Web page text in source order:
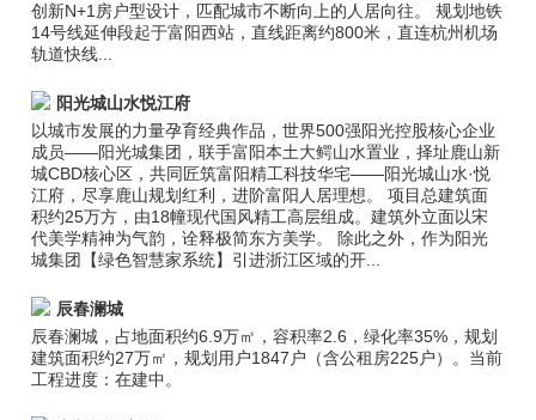
创新N+1房户型设计，匹配城市不断向上的人居向往。 规划地铁
14号线延伸段起于富阳西站，直线距离约800米，直连杭州机场
轨道快线...
阳光城山水悦江府
以城市发展的力量孕育经典作品，世界500强阳光控股核心企业
成员——阳光城集团，联手富阳本土大鳄山水置业，择址鹿山新
城CBD核心区，共同匠筑富阳精工科技华宅——阳光城山水·悦
江府，尽享鹿山规划红利，进阶富阳人居理想。 项目总建筑面
积约25万方，由18幢现代国风精工高层组成。建筑外立面以宋
代美学精神为气韵，诠释极简东方美学。 除此之外，作为阳光
城集团【绿色智慧家系统】引进浙江区域的开...
辰春澜城
辰春澜城，占地面积约6.9万㎡，容积率2.6，绿化率35%，规划
建筑面积约27万㎡，规划用户1847户（含公租房225户）。当前
工程进度：在建中。